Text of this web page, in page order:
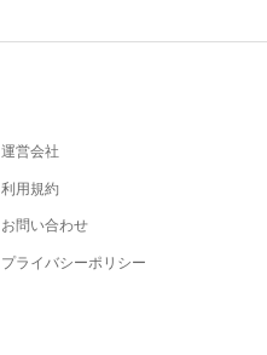
運営会社
利用規約
お問い合わせ
プライバシーポリシー